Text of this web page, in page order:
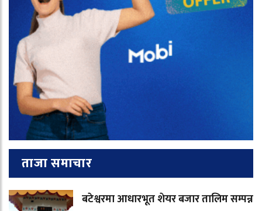
ताजा समाचार
बटेश्वरमा आधारभूत शेयर बजार तालिम सम्पन्न